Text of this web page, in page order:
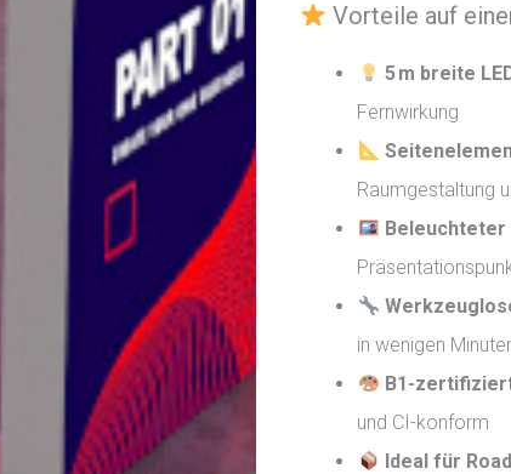
Vorteile auf
5 m breite
Fernwirkung
Raumgestaltung
Beleuchteter
in wenigen
B1-
und CI-konform
Ideal für